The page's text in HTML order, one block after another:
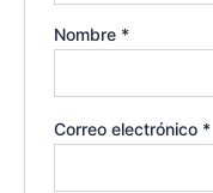
Nombre *
Correo electrónico *